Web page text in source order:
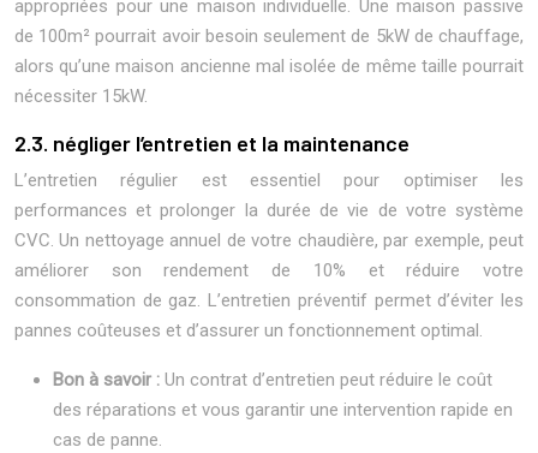
appropriées pour une maison individuelle. Une maison passive
de 100m² pourrait avoir besoin seulement de 5kW de chauffage,
alors qu’une maison ancienne mal isolée de même taille pourrait
nécessiter 15kW.
2.3. négliger l’entretien et la maintenance
L’entretien régulier est essentiel pour optimiser les
performances et prolonger la durée de vie de votre système
CVC. Un nettoyage annuel de votre chaudière, par exemple, peut
améliorer son rendement de 10% et réduire votre
consommation de gaz. L’entretien préventif permet d’éviter les
pannes coûteuses et d’assurer un fonctionnement optimal.
Bon à savoir : Un contrat d’entretien peut réduire le coût
des réparations et vous garantir une intervention rapide en
cas de panne.